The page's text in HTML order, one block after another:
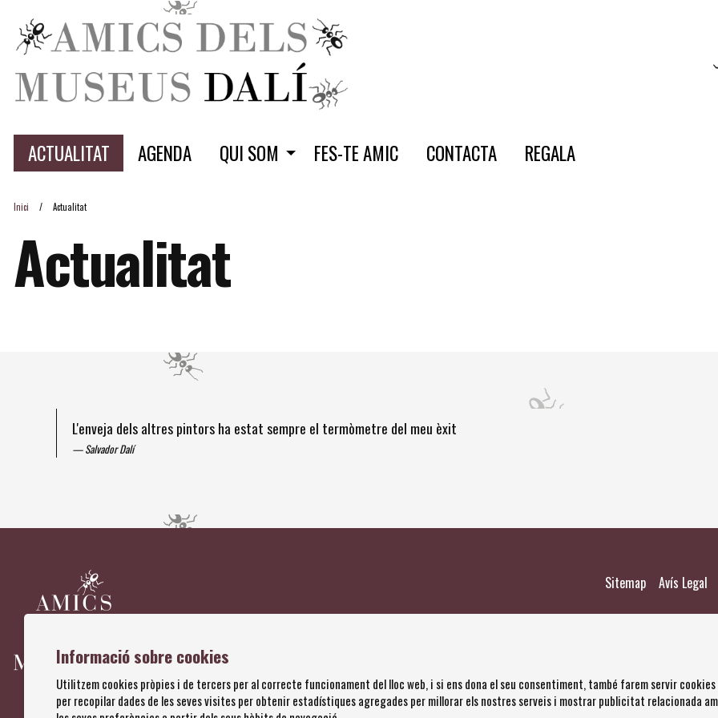
ACTUALITAT AGENDA QUI SOM FES-TE AMIC CONTACTA REGALA
Inici Actualitat
Actualitat
L'enveja dels altres pintors ha estat sempre el termòmetre del meu èxit
Salvador Dalí
Sitemap Avís Legal
Informació sobre cookies
Utilitzem cookies pròpies i de tercers per al correcte funcionament del lloc web, i si ens dona el seu consentiment, també farem servir cookies
per recopilar dades de les seves visites per obtenir estadístiques agregades per millorar els nostres serveis i mostrar publicitat relacionada